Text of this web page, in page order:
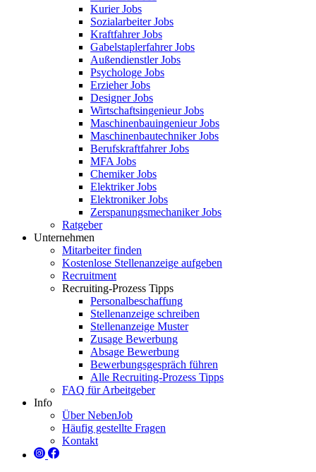
Kurier Jobs
Sozialarbeiter Jobs
Kraftfahrer Jobs
Gabelstaplerfahrer Jobs
Außendienstler Jobs
Psychologe Jobs
Erzieher Jobs
Designer Jobs
Wirtschaftsingenieur Jobs
Maschinenbauingenieur Jobs
Maschinenbautechniker Jobs
Berufskraftfahrer Jobs
MFA Jobs
Chemiker Jobs
Elektriker Jobs
Elektroniker Jobs
Zerspanungsmechaniker Jobs
Ratgeber
Unternehmen
Mitarbeiter finden
Kostenlose Stellenanzeige aufgeben
Recruitment
Recruiting-Prozess Tipps
Personalbeschaffung
Stellenanzeige schreiben
Stellenanzeige Muster
Zusage Bewerbung
Absage Bewerbung
Bewerbungsgespräch führen
Alle Recruiting-Prozess Tipps
FAQ für Arbeitgeber
Info
Über NebenJob
Häufig gestellte Fragen
Kontakt